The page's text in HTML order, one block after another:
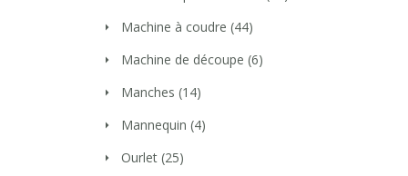
Machine à coudre (44)
Machine de découpe (6)
Manches (14)
Mannequin (4)
Ourlet (25)